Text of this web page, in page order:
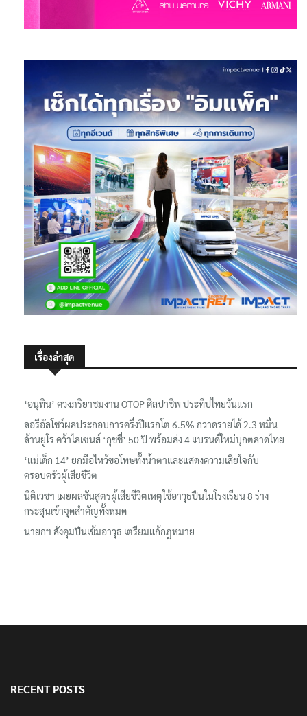
เรื่องล่าสุด
‘อนุทิน’ ควงภริยาชมงาน OTOP ศิลปาชีพ ประทีปไทยวันแรก
ลอรีอัลโชว์ผลประกอบการครึ่งปีแรกโต 6.5% กวาดรายได้ 2.3 หมื่น
ล้านยูโร คว้าไลเซนส์ ‘กุชชี่’ 50 ปี พร้อมส่ง 4 แบรนด์ใหม่บุกตลาดไทย
‘แม่เด็ก 14’ ยกมือไหว้ขอโทษทั้งน้ำตาและแสดงความเสียใจกับ
ครอบครัวผู้เสียชีวิต
นิติเวชฯ เผยผลชันสูตรผู้เสียชีวิตเหตุใช้อาวุธปืนในโรงเรียน 8 ร่าง
กระสุนเข้าจุดสำคัญทั้งหมด
นายกฯ สั่งคุมปืนเข้มอาวุธ เตรียมแก้กฎหมาย
RECENT POSTS